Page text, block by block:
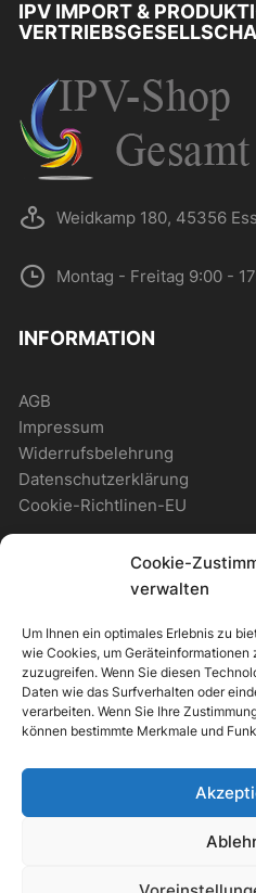
Cookie-
verwalten
Um Ihnen ein optimales Erlebnis zu
wie Cookies, um Geräteinformationen
zuzugreifen. Wenn Sie diesen
Daten wie das Surfverhalten oder
verarbeiten. Wenn Sie Ihre
können bestimmte Merkmale und
IPV IMPORT &
Weidkamp 180, 45356
Montag - Freitag 9:00 -
INFORMATION
AGB
Impressum
Widerrufsbelehrung
Datenschutzerklärung
Cookie-Richtlinen-EU
WICHTIGES
Zahlungsmöglichkeiten
Versandmöglichkeiten
Newsletter
ALLGEMEIN